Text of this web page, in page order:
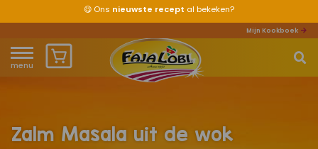
😋 Ons nieuwste recept al bekeken?
Mijn Kookboek
menu
Waar ben je naar op zoek?
Home
Over ons
Zalm Masala uit de wok